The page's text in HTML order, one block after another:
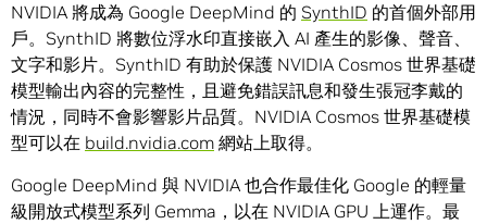
NVIDIA 將成為 Google DeepMind 的 SynthID 的首個外部用
戶。SynthID 將數位浮水印直接嵌入 AI 產生的影像、聲音、
文字和影片。SynthID 有助於保護 NVIDIA Cosmos 世界基礎
模型輸出內容的完整性，且避免錯誤訊息和發生張冠李戴的
情況，同時不會影響影片品質。NVIDIA Cosmos 世界基礎模
型可以在 build.nvidia.com 網站上取得。
Google DeepMind 與 NVIDIA 也合作最佳化 Google 的輕量
級開放式模型系列 Gemma，以在 NVIDIA GPU 上運作。最